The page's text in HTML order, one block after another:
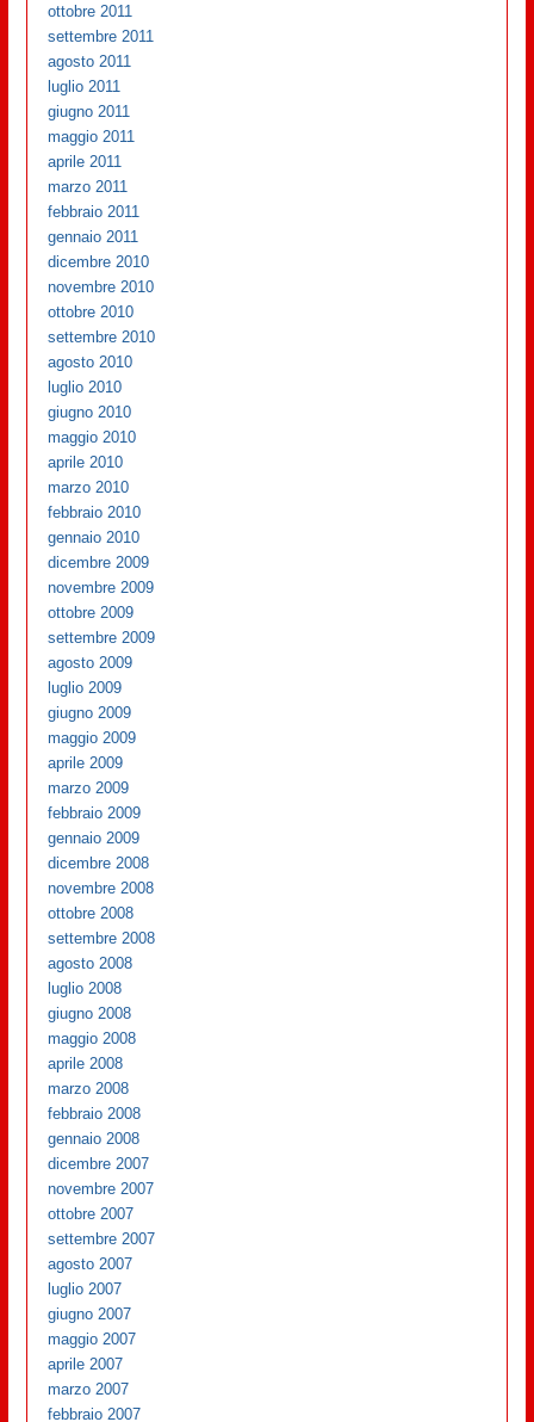
ottobre 2011
settembre 2011
agosto 2011
luglio 2011
giugno 2011
maggio 2011
aprile 2011
marzo 2011
febbraio 2011
gennaio 2011
dicembre 2010
novembre 2010
ottobre 2010
settembre 2010
agosto 2010
luglio 2010
giugno 2010
maggio 2010
aprile 2010
marzo 2010
febbraio 2010
gennaio 2010
dicembre 2009
novembre 2009
ottobre 2009
settembre 2009
agosto 2009
luglio 2009
giugno 2009
maggio 2009
aprile 2009
marzo 2009
febbraio 2009
gennaio 2009
dicembre 2008
novembre 2008
ottobre 2008
settembre 2008
agosto 2008
luglio 2008
giugno 2008
maggio 2008
aprile 2008
marzo 2008
febbraio 2008
gennaio 2008
dicembre 2007
novembre 2007
ottobre 2007
settembre 2007
agosto 2007
luglio 2007
giugno 2007
maggio 2007
aprile 2007
marzo 2007
febbraio 2007